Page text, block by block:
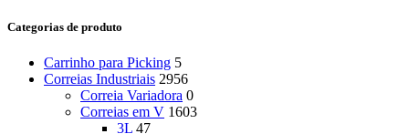
Categorias de produto
Carrinho para Picking 5
Correias Industriais 2956
Correia Variadora 0
Correias em V 1603
3L 47